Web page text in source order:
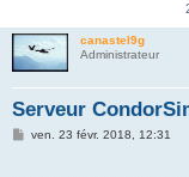
canastel9g
Administrateur
Serveur
Mven. 23 févr. 2018, 12:31